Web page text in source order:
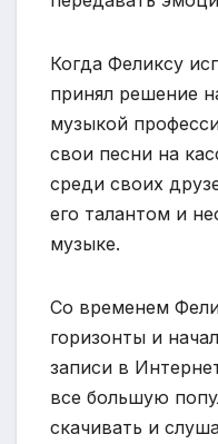
Когда Феликсу
принял решение
музыкой
свои песни на
среди своих
его талантом и
музыке.
Со временем
горизонты и
записи в
все большую
скачивать и